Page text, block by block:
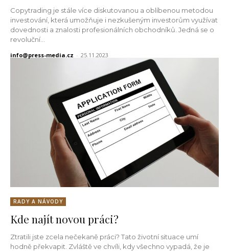
Copytrading je stále více diskutovanou a oblíbenou metodou
investování, která umožňuje i nezkušeným investorům využívat
dovednosti a znalosti profesionálních obchodníků. Jedná se o
revoluční...
info@press-media.cz - 25.11.2023
RADY A NÁVODY
Kde najít novou práci?
Ztratili jste zcela nečekaně práci? Tato životní situace umí
hodně překvapit. Zvláště ve chvíli, kdy všechno vypadá, že je